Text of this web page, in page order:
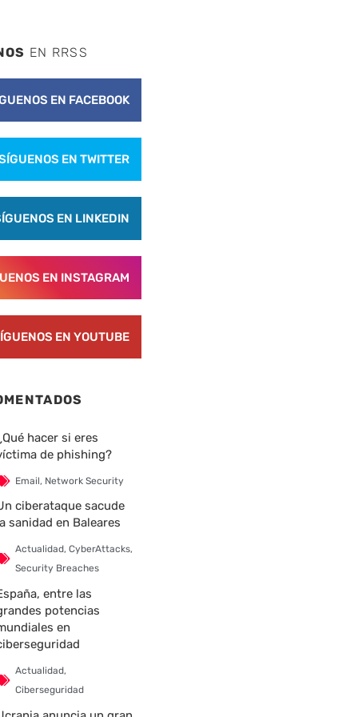
EN RRSS
EN FACEBOOK
EN TWITTER
EN LINKEDIN
EN INSTAGRAM
EN YOUTUBE
hacer si eres
de phishing?
Email, Network Security
ciberataque sacude
sanidad en Baleares
Actualidad, CyberAttacks,
Security Breaches
entre las
potencias
en
Actualidad,
Ciberseguridad